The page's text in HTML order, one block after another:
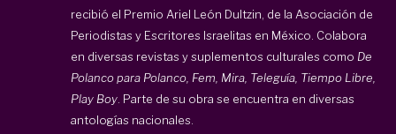
recibió el Premio Ariel León Dultzin, de la Asociación de
Periodistas y Escritores Israelitas en México. Colabora
en diversas revistas y suplementos culturales como De
Polanco para Polanco, Fem, Mira, Teleguía, Tiempo Libre,
Play Boy . Parte de su obra se encuentra en diversas
antologías nacionales.